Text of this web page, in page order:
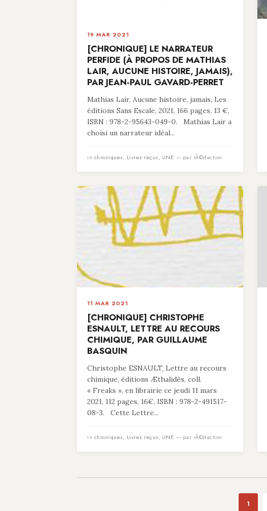
19 MAR 2021
[CHRONIQUE] LE NARRATEUR
PERFIDE (À PROPOS DE MATHIAS
LAIR, AUCUNE HISTOIRE, JAMAIS),
PAR JEAN-PAUL GAVARD-PERRET
Mathias Lair, Aucune histoire, jamais, Les
éditions Sans Escale, 2021, 166 pages, 13 €,
ISBN : 978-2-95643-049-0. Mathias Lair a
choisi un narrateur idéal...
in chroniques, Livres reçus, UNE — par rÃ©daction
11 MAR 2021
[CHRONIQUE] CHRISTOPHE
ESNAULT, LETTRE AU RECOURS
CHIMIQUE, PAR GUILLAUME
BASQUIN
Christophe ESNAULT, Lettre au recours
chimique, éditions Æthalidès, coll.
« Freaks », en librairie ce jeudi 11 mars
2021, 112 pages, 16€, ISBN : 978-2-491517-
08-3. Cette Lettre...
in chroniques, Livres reçus, UNE — par rÃ©daction
1